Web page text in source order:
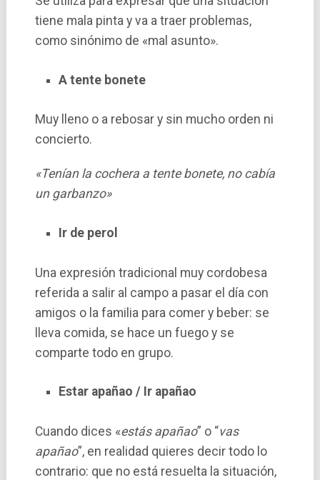
tiene mala pinta y va a traer problemas,
como sinónimo de «mal asunto».
A tente bonete
Muy lleno o a rebosar y sin mucho orden ni
concierto.
«Tenían la cochera a tente bonete, no cabía
un garbanzo»
Ir de perol
Una expresión tradicional muy cordobesa
referida a salir al campo a pasar el día con
amigos o la familia para comer y beber: se
lleva comida, se hace un fuego y se
comparte todo en grupo.
Estar apañao / Ir apañao
Cuando dices «estás apañao” o “vas
apañao”, en realidad quieres decir todo lo
contrario: que no está resuelta la situación,